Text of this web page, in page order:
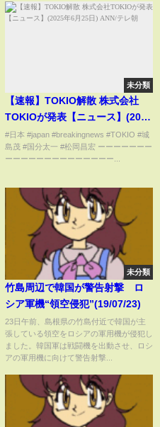
未分類
【速報】TOKIO解散 株式会社
TOKIOが発表【ニュース】(2025
年6月25日) ANN/テレ朝
#日本 #japan #breakingnews #TOKIO #城
島茂 #国分太一 #松岡昌宏 ーーーーーーー
ーーーーーーーーーーーーーー...
未分類
竹島周辺で韓国が警告射撃 ロ
シア軍機“領空侵犯”(19/07/23)
23日午前、島根県の竹島付近で韓国が主
張している領空をロシアの軍用機が侵犯し
ました。韓国軍は戦闘機を出動させ、ロシ
アの軍用機に向けて警告射撃...